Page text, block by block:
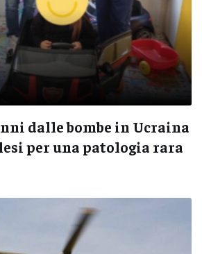
dalle bombe in Ucraina
per una patologia rara